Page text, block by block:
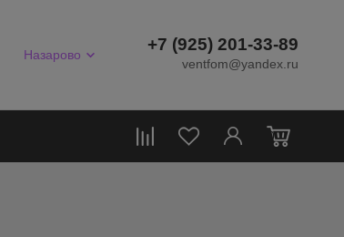
Назарово
+7 (925) 201-33-89
ventfom@yandex.ru
0